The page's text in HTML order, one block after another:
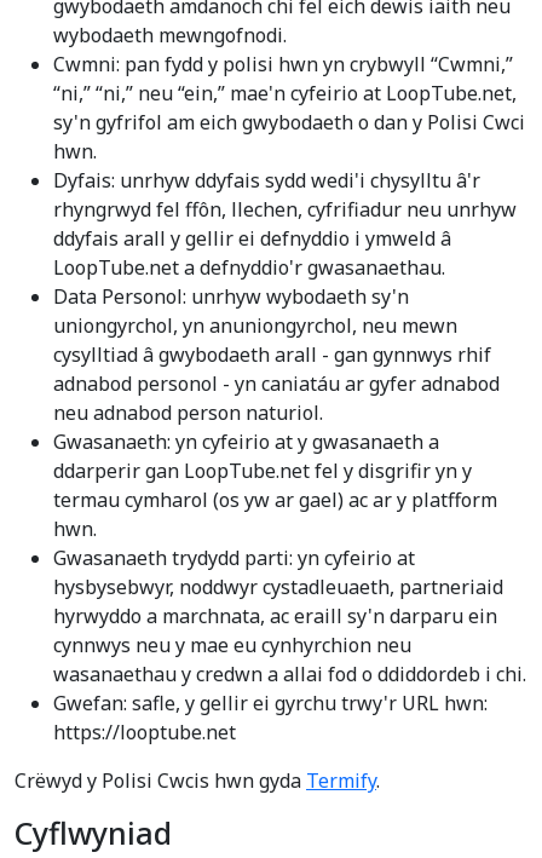
gwybodaeth amdanoch chi fel eich dewis iaith neu
wybodaeth mewngofnodi.
Cwmni: pan fydd y polisi hwn yn crybwyll “Cwmni,”
“ni,” “ni,” neu “ein,” mae'n cyfeirio at LoopTube.net,
sy'n gyfrifol am eich gwybodaeth o dan y Polisi Cwci
hwn.
Dyfais: unrhyw ddyfais sydd wedi'i chysylltu â'r
rhyngrwyd fel ffôn, llechen, cyfrifiadur neu unrhyw
ddyfais arall y gellir ei defnyddio i ymweld â
LoopTube.net a defnyddio'r gwasanaethau.
Data Personol: unrhyw wybodaeth sy'n
uniongyrchol, yn anuniongyrchol, neu mewn
cysylltiad â gwybodaeth arall - gan gynnwys rhif
adnabod personol - yn caniatáu ar gyfer adnabod
neu adnabod person naturiol.
Gwasanaeth: yn cyfeirio at y gwasanaeth a
ddarperir gan LoopTube.net fel y disgrifir yn y
termau cymharol (os yw ar gael) ac ar y platfform
hwn.
Gwasanaeth trydydd parti: yn cyfeirio at
hysbysebwyr, noddwyr cystadleuaeth, partneriaid
hyrwyddo a marchnata, ac eraill sy'n darparu ein
cynnwys neu y mae eu cynhyrchion neu
wasanaethau y credwn a allai fod o ddiddordeb i chi.
Gwefan: safle, y gellir ei gyrchu trwy'r URL hwn:
https://looptube.net
Crëwyd y Polisi Cwcis hwn gyda Termify.
Cyflwyniad